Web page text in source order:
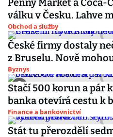
Penny Market a
válku v Česku. Lahve
Obchod a služby
České firmy dostaly
z Bruselu. Nově
Byznys
Stačí 500 korun a pár
banka otevírá cestu k
Finance a bankovnictví
Stát tu přerozdělí